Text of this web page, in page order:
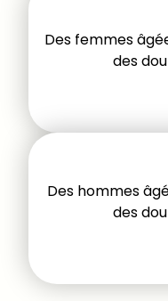
Des femmes
des
Des hommes
des